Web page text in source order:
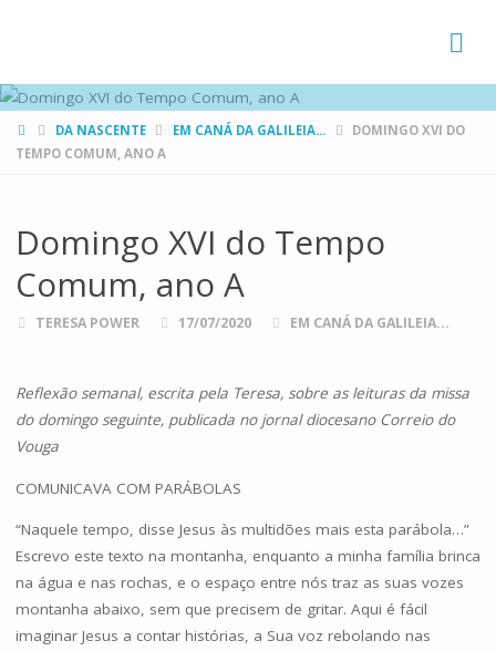
HOMEDA NASCENTE EM CANÁ DA GALILEIA...
DOMINGO XVI DO
TEMPO COMUM, ANO A
Domingo XVI do Tempo
Comum, ano A
TERESA POWER 17/07/2020 EM CANÁ DA GALILEIA...
Reflexão semanal, escrita pela Teresa, sobre as leituras da missa
do domingo seguinte, publicada no jornal diocesano Correio do
Vouga
COMUNICAVA COM PARÁBOLAS
“Naquele tempo, disse Jesus às multidões mais esta parábola…”
Escrevo este texto na montanha, enquanto a minha família brinca
na água e nas rochas, e o espaço entre nós traz as suas vozes
montanha abaixo, sem que precisem de gritar. Aqui é fácil
imaginar Jesus a contar histórias, a Sua voz rebolando nas